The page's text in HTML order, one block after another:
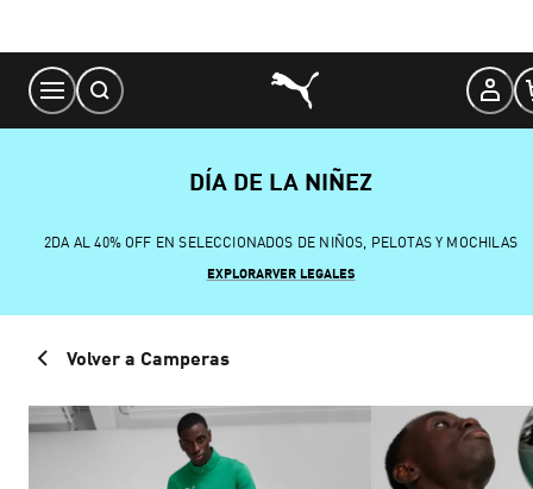
Content
DÍA DE LA NIÑEZ
2DA AL 40% OFF EN SELECCIONADOS DE NIÑOS, PELOTAS Y MOCHILAS
EXPLORARVER LEGALES
Volver a Camperas